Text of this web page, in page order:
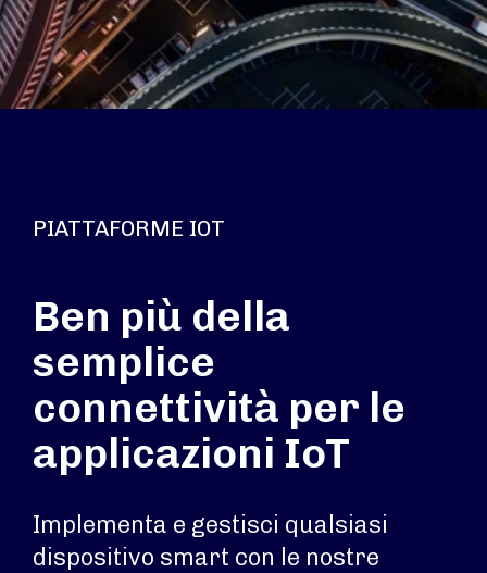
PIATTAFORME IOT
Ben più della
semplice
connettività per le
applicazioni IoT
Implementa e gestisci qualsiasi
dispositivo smart con le nostre